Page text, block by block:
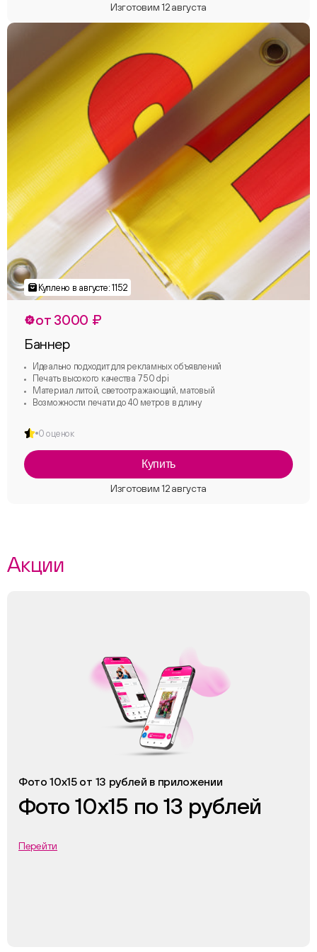
от 3000 ₽
Баннер
Идеально подходит для рекламных объявлений
Печать высокого качества 750 dpi
Материал литой, светоотражающий, матовый
Возможности печати до 40 метров в длину
0 оценок
Купить
Акции
Фото 10х15 от 13 рублей в приложении
Фото 10х15 по 13 рублей
Перейти